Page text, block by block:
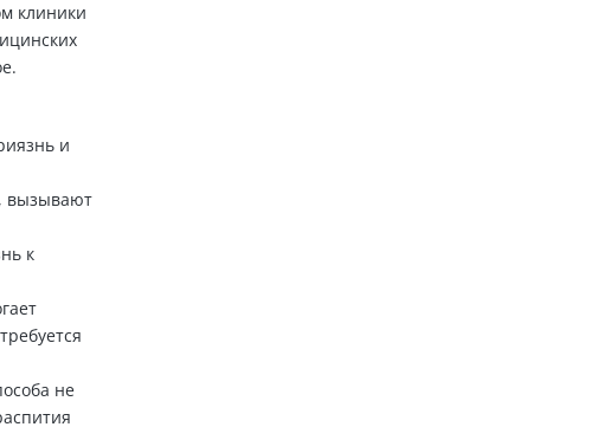
клиники
и
вызывают
к
не